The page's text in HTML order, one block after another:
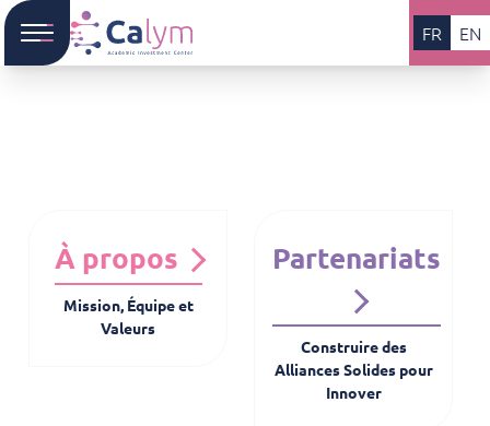
FR EN
À propos
Mission, Équipe et
Valeurs
Partenariats
Construire des
Alliances Solides pour
Innover